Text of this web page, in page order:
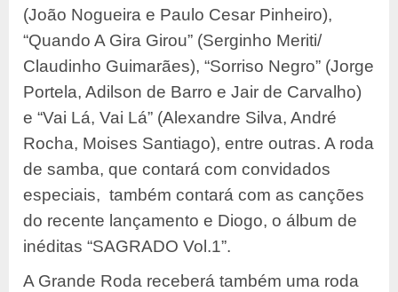
(João Nogueira e Paulo Cesar Pinheiro),
“Quando A Gira Girou” (Serginho Meriti/
Claudinho Guimarães), “Sorriso Negro” (Jorge
Portela, Adilson de Barro e Jair de Carvalho)
e “Vai Lá, Vai Lá” (Alexandre Silva, André
Rocha, Moises Santiago), entre outras. A roda
de samba, que contará com convidados
especiais, também contará com as canções
do recente lançamento e Diogo, o álbum de
inéditas “SAGRADO Vol.1”.
A Grande Roda receberá também uma roda